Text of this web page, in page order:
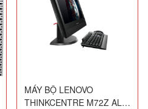
MÁY BỘ LENOVO
THINKCENTRE M72Z ALL